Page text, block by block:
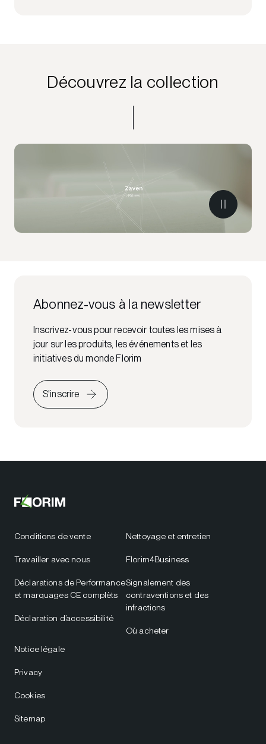
Découvrez la collection
Abonnez-vous à la newsletter
Inscrivez-vous pour recevoir toutes les mises à
jour sur les produits, les événements et les
initiatives du monde Florim
S'inscrire
Conditions de vente
Travailler avec nous
Déclarations de Performance
et marquages CE complèts
Déclaration d’accessibilité
Nettoyage et entretien
Florim4Business
Signalement des
contraventions et des
infractions
Où acheter
Notice légale
Privacy
Cookies
Sitemap